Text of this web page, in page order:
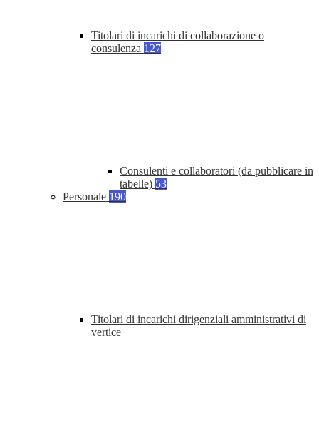
Titolari di incarichi di collaborazione o
consulenza 127
Consulenti e collaboratori (da pubblicare in
tabelle) 53
Personale 190
Titolari di incarichi dirigenziali amministrativi di
vertice